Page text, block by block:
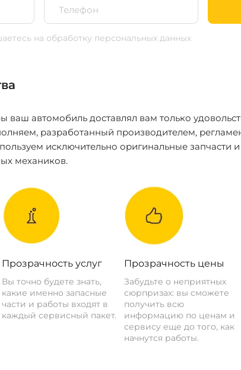
на обработку персональных данных
ваш автомобиль доставлял вам только
разработанный производителем,
исключительно оригинальные запчасти
механиков.
Прозрачность услуг
Вы точно будете знать,
какие именно запасные
части и работы входят в
каждый сервисный пакет.
Прозрачность цены
Забудьте о неприятных
сюрпризах: вы сможете
получить всю
информацию по ценам и
сервису еще до того, как
начнутся работы.